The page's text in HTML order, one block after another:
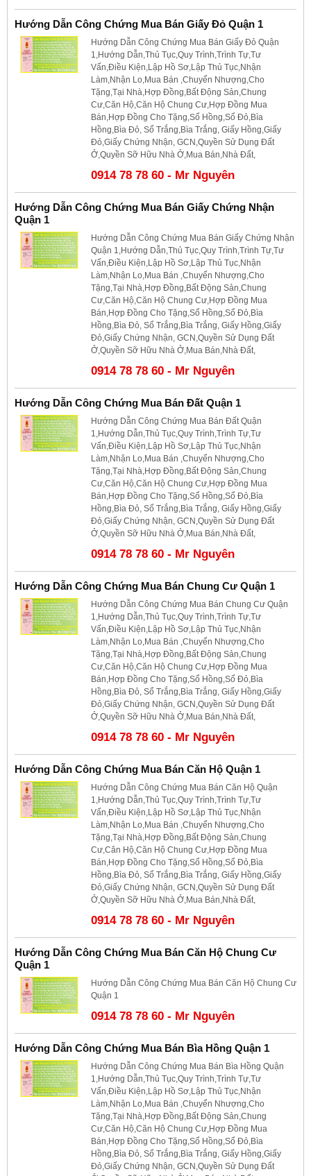
Hướng Dẫn Công Chứng Mua Bán Giấy Đỏ Quận 1
Hướng Dẫn Công Chứng Mua Bán Giấy Đỏ Quận
1,Hướng Dẫn,Thủ Tục,Quy Trình,Trình Tự,Tư
Vấn,Điều Kiện,Lập Hồ Sơ,Lập Thủ Tục,Nhận
Làm,Nhận Lo,Mua Bán ,Chuyển Nhượng,Cho
Tặng,Tại Nhà,Hợp Đồng,Bất Động Sản,Chung
Cư,Căn Hộ,Căn Hộ Chung Cư,Hợp Đồng Mua
Bán,Hợp Đồng Cho Tặng,Sổ Hồng,Sổ Đỏ,Bìa
Hồng,Bìa Đỏ, Sổ Trắng,Bìa Trắng, Giấy Hồng,Giấy
Đỏ,Giấy Chứng Nhận, GCN,Quyền Sử Dụng Đất
Ở,Quyền Sỡ Hữu Nhà Ở,Mua Bán,Nhà Đất,
0914 78 78 60 - Mr Nguyên
Hướng Dẫn Công Chứng Mua Bán Giấy Chứng Nhận
Quận 1
Hướng Dẫn Công Chứng Mua Bán Giấy Chứng Nhận
Quận 1,Hướng Dẫn,Thủ Tục,Quy Trình,Trình Tự,Tư
Vấn,Điều Kiện,Lập Hồ Sơ,Lập Thủ Tục,Nhận
Làm,Nhận Lo,Mua Bán ,Chuyển Nhượng,Cho
Tặng,Tại Nhà,Hợp Đồng,Bất Động Sản,Chung
Cư,Căn Hộ,Căn Hộ Chung Cư,Hợp Đồng Mua
Bán,Hợp Đồng Cho Tặng,Sổ Hồng,Sổ Đỏ,Bìa
Hồng,Bìa Đỏ, Sổ Trắng,Bìa Trắng, Giấy Hồng,Giấy
Đỏ,Giấy Chứng Nhận, GCN,Quyền Sử Dụng Đất
Ở,Quyền Sỡ Hữu Nhà Ở,Mua Bán,Nhà Đất,
0914 78 78 60 - Mr Nguyên
Hướng Dẫn Công Chứng Mua Bán Đất Quận 1
Hướng Dẫn Công Chứng Mua Bán Đất Quận
1,Hướng Dẫn,Thủ Tục,Quy Trình,Trình Tự,Tư
Vấn,Điều Kiện,Lập Hồ Sơ,Lập Thủ Tục,Nhận
Làm,Nhận Lo,Mua Bán ,Chuyển Nhượng,Cho
Tặng,Tại Nhà,Hợp Đồng,Bất Động Sản,Chung
Cư,Căn Hộ,Căn Hộ Chung Cư,Hợp Đồng Mua
Bán,Hợp Đồng Cho Tặng,Sổ Hồng,Sổ Đỏ,Bìa
Hồng,Bìa Đỏ, Sổ Trắng,Bìa Trắng, Giấy Hồng,Giấy
Đỏ,Giấy Chứng Nhận, GCN,Quyền Sử Dụng Đất
Ở,Quyền Sỡ Hữu Nhà Ở,Mua Bán,Nhà Đất,
0914 78 78 60 - Mr Nguyên
Hướng Dẫn Công Chứng Mua Bán Chung Cư Quận 1
Hướng Dẫn Công Chứng Mua Bán Chung Cư Quận
1,Hướng Dẫn,Thủ Tục,Quy Trình,Trình Tự,Tư
Vấn,Điều Kiện,Lập Hồ Sơ,Lập Thủ Tục,Nhận
Làm,Nhận Lo,Mua Bán ,Chuyển Nhượng,Cho
Tặng,Tại Nhà,Hợp Đồng,Bất Động Sản,Chung
Cư,Căn Hộ,Căn Hộ Chung Cư,Hợp Đồng Mua
Bán,Hợp Đồng Cho Tặng,Sổ Hồng,Sổ Đỏ,Bìa
Hồng,Bìa Đỏ, Sổ Trắng,Bìa Trắng, Giấy Hồng,Giấy
Đỏ,Giấy Chứng Nhận, GCN,Quyền Sử Dụng Đất
Ở,Quyền Sỡ Hữu Nhà Ở,Mua Bán,Nhà Đất,
0914 78 78 60 - Mr Nguyên
Hướng Dẫn Công Chứng Mua Bán Căn Hộ Quận 1
Hướng Dẫn Công Chứng Mua Bán Căn Hộ Quận
1,Hướng Dẫn,Thủ Tục,Quy Trình,Trình Tự,Tư
Vấn,Điều Kiện,Lập Hồ Sơ,Lập Thủ Tục,Nhận
Làm,Nhận Lo,Mua Bán ,Chuyển Nhượng,Cho
Tặng,Tại Nhà,Hợp Đồng,Bất Động Sản,Chung
Cư,Căn Hộ,Căn Hộ Chung Cư,Hợp Đồng Mua
Bán,Hợp Đồng Cho Tặng,Sổ Hồng,Sổ Đỏ,Bìa
Hồng,Bìa Đỏ, Sổ Trắng,Bìa Trắng, Giấy Hồng,Giấy
Đỏ,Giấy Chứng Nhận, GCN,Quyền Sử Dụng Đất
Ở,Quyền Sỡ Hữu Nhà Ở,Mua Bán,Nhà Đất,
0914 78 78 60 - Mr Nguyên
Hướng Dẫn Công Chứng Mua Bán Căn Hộ Chung Cư
Quận 1
Hướng Dẫn Công Chứng Mua Bán Căn Hộ Chung Cư
Quận 1
0914 78 78 60 - Mr Nguyên
Hướng Dẫn Công Chứng Mua Bán Bìa Hồng Quận 1
Hướng Dẫn Công Chứng Mua Bán Bìa Hồng Quận
1,Hướng Dẫn,Thủ Tục,Quy Trình,Trình Tự,Tư
Vấn,Điều Kiện,Lập Hồ Sơ,Lập Thủ Tục,Nhận
Làm,Nhận Lo,Mua Bán ,Chuyển Nhượng,Cho
Tặng,Tại Nhà,Hợp Đồng,Bất Động Sản,Chung
Cư,Căn Hộ,Căn Hộ Chung Cư,Hợp Đồng Mua
Bán,Hợp Đồng Cho Tặng,Sổ Hồng,Sổ Đỏ,Bìa
Hồng,Bìa Đỏ, Sổ Trắng,Bìa Trắng, Giấy Hồng,Giấy
Đỏ,Giấy Chứng Nhận, GCN,Quyền Sử Dụng Đất